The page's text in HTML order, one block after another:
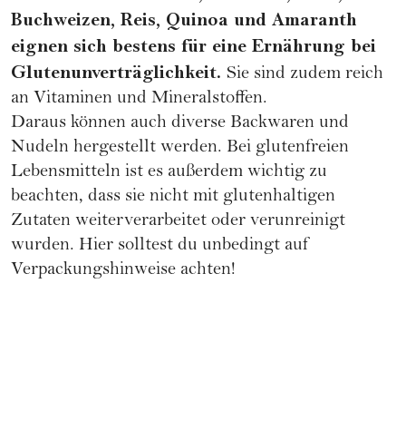
Buchweizen, Reis, Quinoa und Amaranth
eignen sich bestens für eine Ernährung bei
Glutenunverträglichkeit. Sie sind zudem reich
an Vitaminen und Mineralstoffen.
Daraus können auch diverse Backwaren und
Nudeln hergestellt werden. Bei glutenfreien
Lebensmitteln ist es außerdem wichtig zu
beachten, dass sie nicht mit glutenhaltigen
Zutaten weiterverarbeitet oder verunreinigt
wurden. Hier solltest du unbedingt auf
Verpackungshinweise achten!